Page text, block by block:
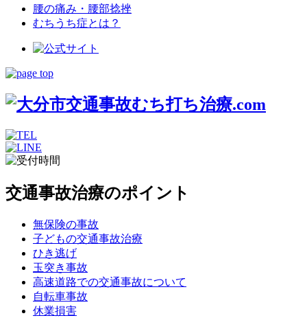
腰の痛み・腰部捻挫
むちうち症とは？
交通事故治療のポイント
無保険の事故
子どもの交通事故治療
ひき逃げ
玉突き事故
高速道路での交通事故について
自転車事故
休業損害